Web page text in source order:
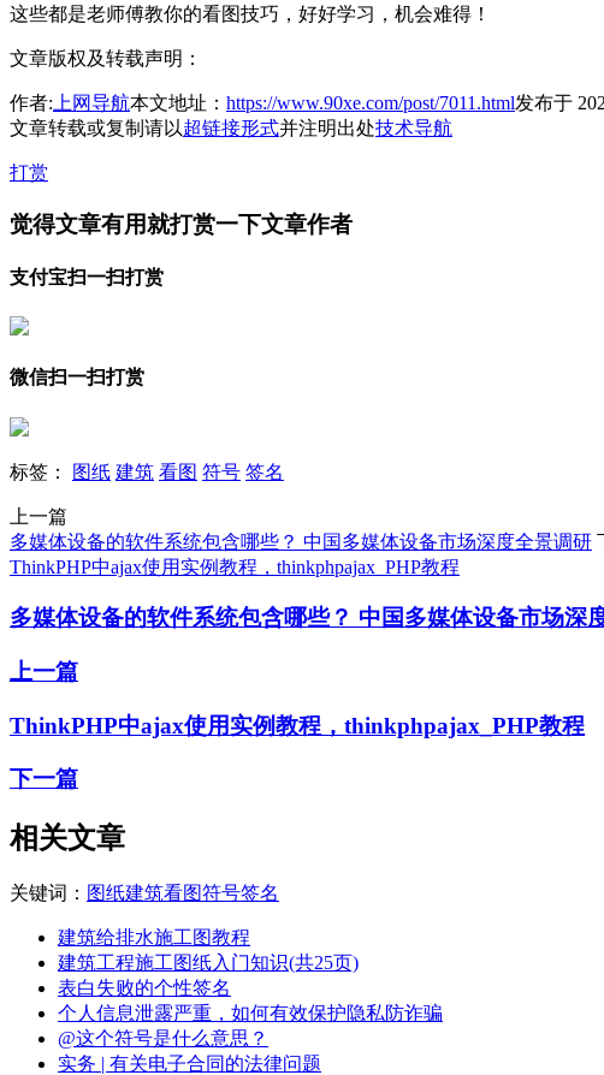
这些都是老师傅教你的看图技巧，好好学习，机会难得！
文章版权及转载声明：
作者: 上网导航本文地址： https://www.90xe.com/post/7011.html发布于
文章转载或复制请以超链接形式并注明出处技术导航
打赏
觉得文章有用就打赏一下文章作者
支付宝扫一扫打赏
微信扫一扫打赏
标签： 图纸 建筑 看图 符号 签名
上一篇
多媒体设备的软件系统包含哪些？ 中国多媒体设备市场深度全景调研
ThinkPHP中ajax使用实例教程，thinkphpajax_PHP教程
多媒体设备的软件系统包含哪些？ 中国多媒体设备市场深
上一篇
ThinkPHP中ajax使用实例教程，thinkphpajax_PHP教程
下一篇
相关文章
关键词： 图纸建筑看图符号签名
建筑给排水施工图教程
建筑工程施工图纸入门知识(共25页)
表白失败的个性签名
个人信息泄露严重，如何有效保护隐私防诈骗
@这个符号是什么意思？
实务 | 有关电子合同的法律问题